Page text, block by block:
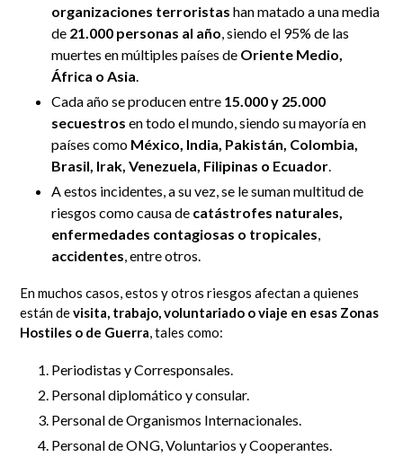
organizaciones terroristas han matado a una media
de 21.000 personas al año, siendo el 95% de las
muertes en múltiples países de Oriente Medio,
África o Asia.
Cada año se producen entre 15.000 y 25.000
secuestros en todo el mundo, siendo su mayoría en
países como México, India, Pakistán, Colombia,
Brasil, Irak, Venezuela, Filipinas o Ecuador.
A estos incidentes, a su vez, se le suman multitud de
riesgos como causa de catástrofes naturales,
enfermedades contagiosas o tropicales,
accidentes, entre otros.
En muchos casos, estos y otros riesgos afectan a quienes
están devisita, trabajo, voluntariado o viaje en esas Zonas
Hostiles o de Guerra tales como:
Periodistas y Corresponsales.
Personal diplomático y consular.
Personal de Organismos Internacionales.
Personal de ONG, Voluntarios y Cooperantes.